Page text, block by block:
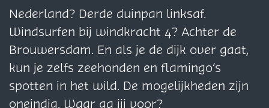
g
i
n
a
o
p
g
i
n
a
o
p
g
i
n
a
o
p
Nederland? Derde duinpan linksaf.
Windsurfen bij windkracht 4? Achter de
Brouwersdam. En als je de dijk over gaat,
kun je zelfs zeehonden en flamingo’s
spotten in het wild. De mogelijkheden zijn
oneindig. Waar ga jij voor?